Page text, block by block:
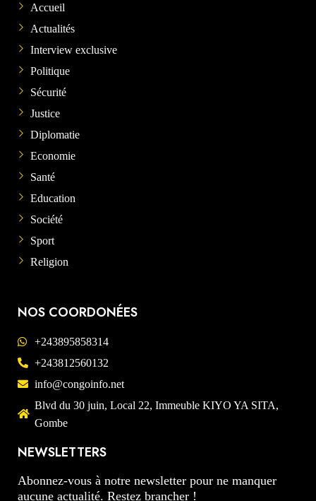
Accueil
Actualités
Interview exclusive
Politique
Sécurité
Justice
Diplomatie
Economie
Santé
Education
Société
Sport
Religion
NOS COORDONÉES
+243895858314
+243812560132
info@congoinfo.net
Blvd du 30 juin, Local 22, Immeuble KIYO YA SITA,
Gombe
NEWSLETTERS
Abonnez-vous à notre newsletter pour ne manquer
aucune actualité. Restez brancher !